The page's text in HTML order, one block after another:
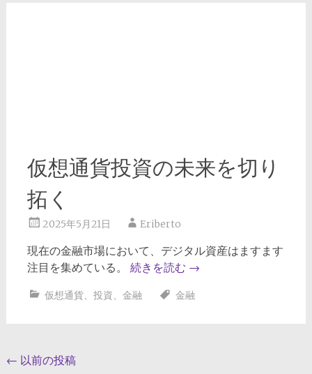
仮想通貨投資の未来を切り
拓く
2025年5月21日 Eriberto
現在の金融市場において、デジタル資産はますます
注目を集めている。 続きを読む →
仮想通貨、 投資、 金融 金融
投
← 以前の投稿